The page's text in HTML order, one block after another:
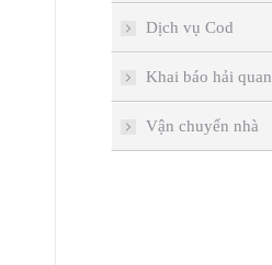
Dịch vụ Cod
Khai báo hải quan
Vận chuyển nhà